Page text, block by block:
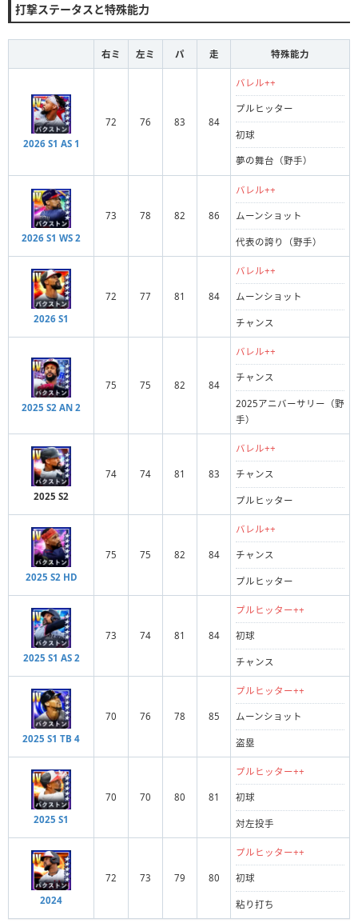
打撃ステータスと特殊能力
右ミ 左ミ パ 走 特殊能力
2026 S1 AS 1
72 76 83 84
バレル++
プルヒッター
初球
夢の舞台（野手）
2026 S1 WS 2
73 78 82 86
バレル++
ムーンショット
代表の誇り（野手）
2026 S1
72 77 81 84
バレル++
ムーンショット
チャンス
2025 S2 AN 2
75 75 82 84
バレル++
チャンス
2025アニバーサリー（野
手）
2025 S2
74 74 81 83
バレル++
チャンス
プルヒッター
2025 S2 HD
75 75 82 84
バレル++
チャンス
プルヒッター
2025 S1 AS 2
73 74 81 84
プルヒッター++
初球
チャンス
2025 S1 TB 4
70 76 78 85
プルヒッター++
ムーンショット
盗塁
2025 S1
70 70 80 81
プルヒッター++
初球
対左投手
2024
72 73 79 80
プルヒッター++
初球
粘り打ち